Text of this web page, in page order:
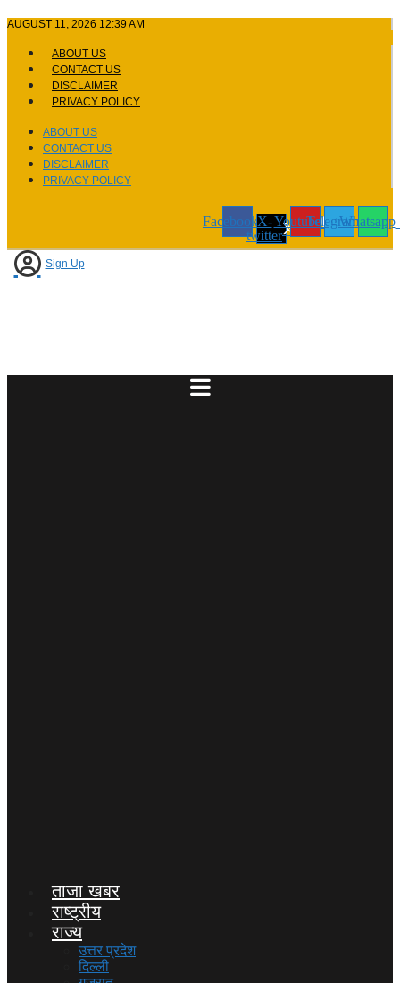
to
AUGUST 11, 2026 12:39 AM
ABOUT US
CONTACT US
DISCLAIMER
PRIVACY POLICY
ABOUT US
CONTACT US
DISCLAIMER
PRIVACY POLICY
FacebookX-
twitter
YoutubeTelegramWhatsapp
Sign Up
ताजा खबर
राष्ट्रीय
राज्य
उत्तर प्रदेश
दिल्ली